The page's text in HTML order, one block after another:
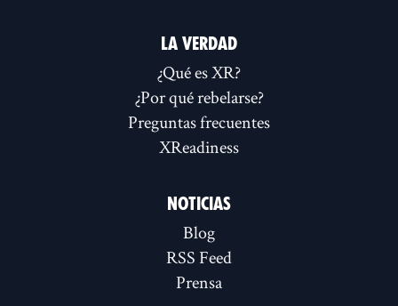
LA VERDAD
¿Qué es XR?
¿Por qué rebelarse?
Preguntas frecuentes
XReadiness
NOTICIAS
Blog
RSS Feed
Prensa